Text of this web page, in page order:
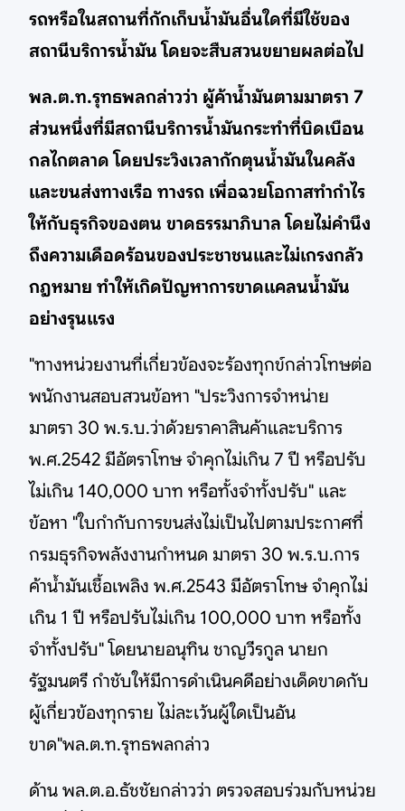
รถหรือในสถานที่กักเก็บน้ำมันอื่นใดที่มีใช้ของ
สถานีบริการน้ำมัน โดยจะสืบสวนขยายผลต่อไป
พล.ต.ท.รุทธพลกล่าวว่า ผู้ค้าน้ำมันตามมาตรา 7
ส่วนหนึ่งที่มีสถานีบริการน้ำมันกระทำที่บิดเบือน
กลไกตลาด โดยประวิงเวลากักตุนน้ำมันในคลัง
และขนส่งทางเรือ ทางรถ เพื่อฉวยโอกาสทำกำไร
ให้กับธุรกิจของตน ขาดธรรมาภิบาล โดยไม่คำนึง
ถึงความเดือดร้อนของประชาชนและไม่เกรงกลัว
กฎหมาย ทำให้เกิดปัญหาการขาดแคลนน้ำมัน
อย่างรุนแรง
"ทางหน่วยงานที่เกี่ยวข้องจะร้องทุกข์กล่าวโทษต่อ
พนักงานสอบสวนข้อหา "ประวิงการจำหน่าย
มาตรา 30 พ.ร.บ.ว่าด้วยราคาสินค้าและบริการ
พ.ศ.2542 มีอัตราโทษ จำคุกไม่เกิน 7 ปี หรือปรับ
ไม่เกิน 140,000 บาท หรือทั้งจำทั้งปรับ" และ
ข้อหา "ใบกำกับการขนส่งไม่เป็นไปตามประกาศที่
กรมธุรกิจพลังงานกำหนด มาตรา 30 พ.ร.บ.การ
ค้าน้ำมันเชื้อเพลิง พ.ศ.2543 มีอัตราโทษ จำคุกไม่
เกิน 1 ปี หรือปรับไม่เกิน 100,000 บาท หรือทั้ง
จำทั้งปรับ" โดยนายอนุทิน ชาญวีรกูล นายก
รัฐมนตรี กำชับให้มีการดำเนินคดีอย่างเด็ดขาดกับ
ผู้เกี่ยวข้องทุกราย ไม่ละเว้นผู้ใดเป็นอัน
ขาด"พล.ต.ท.รุทธพลกล่าว
ด้าน พล.ต.อ.ธัชชัยกล่าวว่า ตรวจสอบร่วมกับหน่วย